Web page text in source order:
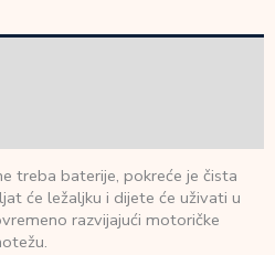
treba baterije, pokreće je čista
će ležaljku i dijete će uživati u
razvijajući motoričke